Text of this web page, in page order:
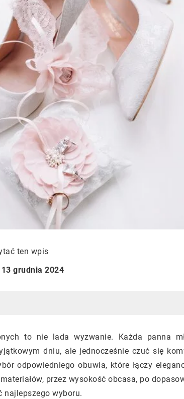
ten wpis
13 grudnia 2024
to nie lada wyzwanie. Każda panna
dniu, ale jednocześnie czuć się
odpowiedniego obuwia, które łączy
przez wysokość obcasa, po
najlepszego wyboru.